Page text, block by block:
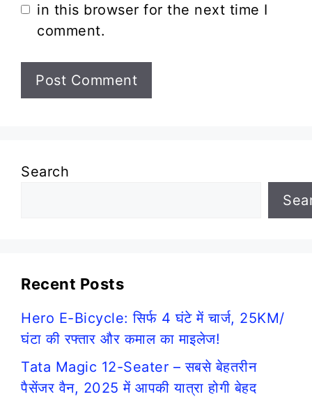
in this browser for the next time I
comment.
Search
Recent Posts
Hero E-Bicycle: सिर्फ 4 घंटे में चार्ज, 25KM/
घंटा की रफ्तार और कमाल का माइलेज!
Tata Magic 12-Seater – सबसे बेहतरीन
पैसेंजर वैन, 2025 में आपकी यात्रा होगी बेहद